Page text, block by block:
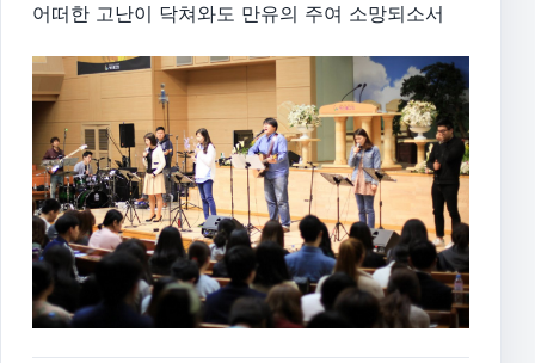
어떠한 고난이 닥쳐와도 만유의 주여 소망되소서